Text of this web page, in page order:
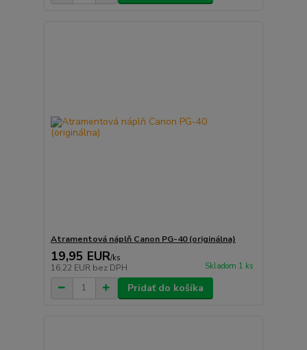
Atramentová náplň Canon PG-40 (originálna)
19,95 EUR/ks
16,22 EUR bez DPH Skladom 1 ks
Pridať do košíka